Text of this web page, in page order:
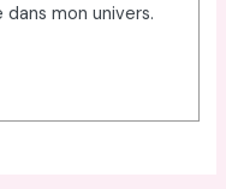
mon univers.